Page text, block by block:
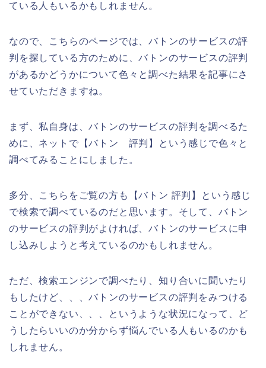
ている人もいるかもしれません。
なので、こちらのページでは、バトンのサービスの評
判を探している方のために、バトンのサービスの評判
があるかどうかについて色々と調べた結果を記事にさ
せていただきますね。
まず、私自身は、バトンのサービスの評判を調べるた
めに、ネットで【バトン 評判】という感じで色々と
調べてみることにしました。
多分、こちらをご覧の方も【バトン 評判】という感じ
で検索で調べているのだと思います。そして、バトン
のサービスの評判がよければ、バトンのサービスに申
し込みしようと考えているのかもしれません。
ただ、検索エンジンで調べたり、知り合いに聞いたり
もしたけど、、、バトンのサービスの評判をみつける
ことができない、、、というような状況になって、ど
うしたらいいのか分からず悩んでいる人もいるのかも
しれません。